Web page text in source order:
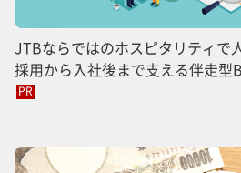
JTBならではのホスピタリティで
採用から入社後まで支える伴走型
PR